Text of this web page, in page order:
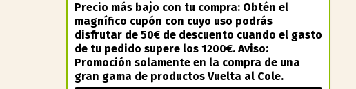
Precio más bajo con tu compra: Obtén el
magnífico cupón con cuyo uso podrás
disfrutar de 50€ de descuento cuando el gasto
de tu pedido supere los 1200€. Aviso:
Promoción solamente en la compra de una
gran gama de productos Vuelta al Cole.